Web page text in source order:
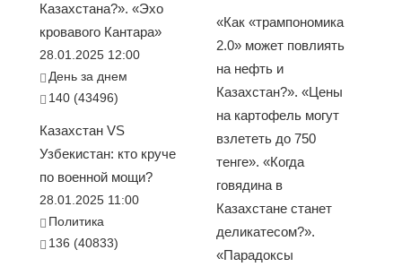
Казахстана?». «Эхо
кровавого Кантара»
28.01.2025 12:00
День за днем
140 (43496)
Казахстан VS
Узбекистан: кто круче
по военной мощи?
28.01.2025 11:00
Политика
136 (40833)
«Как «трампономика
2.0» может повлиять
на нефть и
Казахстан?». «Цены
на картофель могут
взлететь до 750
тенге». «Когда
говядина в
Казахстане станет
деликатесом?».
«Парадоксы